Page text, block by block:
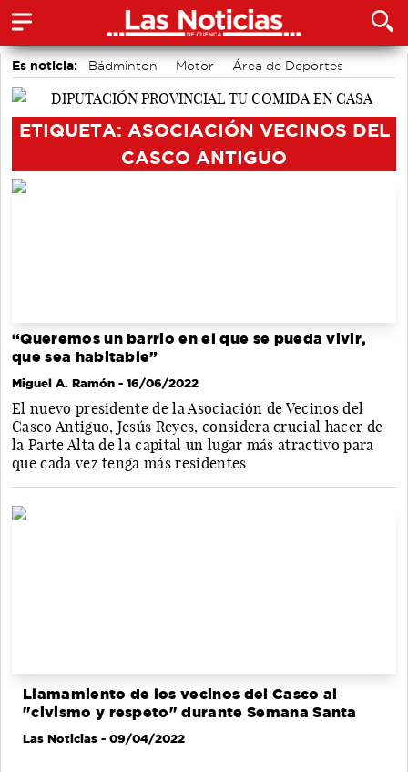
Es noticia: Bádminton Motor
Área de Deportes
Fútbol
Auditorio de Cuenca
ETIQUETA: ASOCIACIÓN VECINOS DEL
CASCO ANTIGUO
“Queremos un barrio en el que se pueda vivir,
que sea habitable”
Miguel A. Ramón - 16/06/2022
El nuevo presidente de la Asociación de Vecinos del
Casco Antiguo, Jesús Reyes, considera crucial hacer de
la Parte Alta de la capital un lugar más atractivo para
que cada vez tenga más residentes
Llamamiento de los vecinos del Casco al
"civismo y respeto" durante Semana Santa
Las Noticias - 09/04/2022